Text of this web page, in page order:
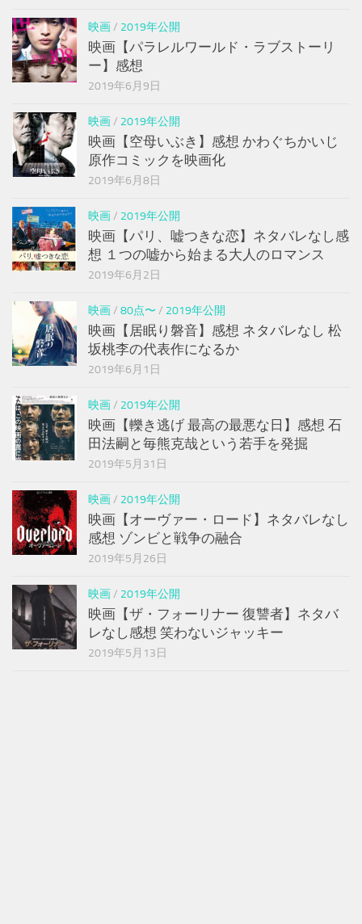
映画/ 2019年公開
映画【パラレルワールド・ラブストーリ
ー】感想
2019年6月9日
映画/ 2019年公開
映画【空母いぶき】感想 かわぐちかいじ
原作コミックを映画化
2019年6月8日
映画/ 2019年公開
映画【パリ、嘘つきな恋】ネタバレなし感
想 １つの嘘から始まる大人のロマンス
2019年6月2日
映画/ 80点〜 / 2019年公開
映画【居眠り磐音】感想 ネタバレなし 松
坂桃李の代表作になるか
2019年6月1日
映画/ 2019年公開
映画【轢き逃げ 最高の最悪な日】感想 石
田法嗣と毎熊克哉という若手を発掘
2019年5月31日
映画/ 2019年公開
映画【オーヴァー・ロード】ネタバレなし
感想 ゾンビと戦争の融合
2019年5月26日
映画/ 2019年公開
映画【ザ・フォーリナー 復讐者】ネタバ
レなし感想 笑わないジャッキー
2019年5月13日